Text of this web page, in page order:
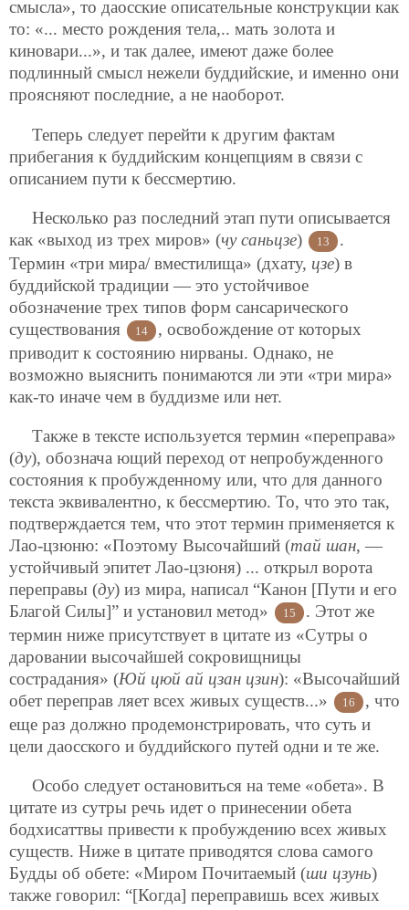
смысла», то даосские описательные конструкции как
то: «... место рождения тела,.. мать золота и
киновари...», и так далее, имеют даже более
подлинный смысл нежели буддийские, и именно они
проясняют последние, а не наоборот.
Теперь следует перейти к другим фактам
прибегания к буддийским концепциям в связи с
описанием пути к бессмертию.
Несколько раз последний этап пути описывается
как «выход из трех миров» (чу саньцзе) 13
.
Термин «три мира/ вместилища» (дхату, цзе) в
буддийской традиции — это устойчивое
обозначение трех типов форм сансарического
существования
14
, освобождение от которых
приводит к состоянию нирваны. Однако, не
возможно выяснить понимаются ли эти «три мира»
как-то иначе чем в буддизме или нет.
Также в тексте используется термин «переправа»
(ду), обознача ющий переход от непробужденного
состояния к пробужденному или, что для данного
текста эквивалентно, к бессмертию. То, что это так,
подтверждается тем, что этот термин применяется к
Лао-цзюню: «Поэтому Высочайший (тай шан, —
устойчивый эпитет Лао-цзюня) ... открыл ворота
переправы (ду) из мира, написал “Канон [Пути и его
Благой Силы]” и установил метод»
15
. Этот же
термин ниже присутствует в цитате из «Сутры о
даровании высочайшей сокровищницы
сострадания» (Юй цюй ай цзан цзин): «Высочайший
обет переправ ляет всех живых существ...»
16
, что
еще раз должно продемонстрировать, что суть и
цели даосского и буддийского путей одни и те же.
Особо следует остановиться на теме «обета». В
цитате из сутры речь идет о принесении обета
бодхисаттвы привести к пробуждению всех живых
существ. Ниже в цитате приводятся слова самого
Будды об обете: «Миром Почитаемый (ши цзунь)
также говорил: “[Когда] переправишь всех живых